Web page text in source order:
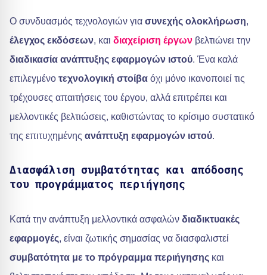
Ο συνδυασμός τεχνολογιών για συνεχής ολοκλήρωση,
έλεγχος εκδόσεων, και διαχείριση έργων βελτιώνει την
διαδικασία ανάπτυξης εφαρμογών ιστού. Ένα καλά
επιλεγμένο τεχνολογική στοίβα όχι μόνο ικανοποιεί τις
τρέχουσες απαιτήσεις του έργου, αλλά επιτρέπει και
μελλοντικές βελτιώσεις, καθιστώντας το κρίσιμο συστατικό
της επιτυχημένης ανάπτυξη εφαρμογών ιστού.
Διασφάλιση συμβατότητας και απόδοσης
του προγράμματος περιήγησης
Κατά την ανάπτυξη μελλοντικά ασφαλών διαδικτυακές
εφαρμογές, είναι ζωτικής σημασίας να διασφαλιστεί
συμβατότητα με το πρόγραμμα περιήγησης και